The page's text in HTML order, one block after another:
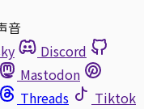
音
Discord
Mastodon
Threads
Tiktok